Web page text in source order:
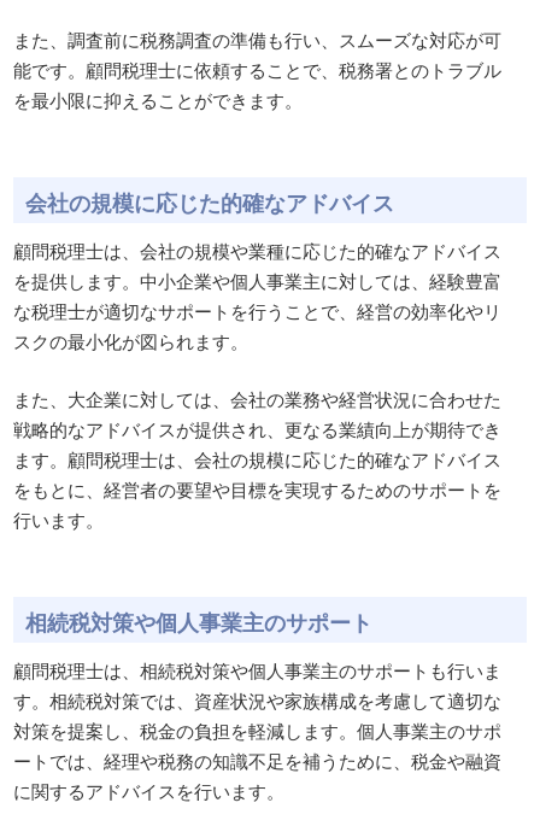
また、調査前に税務調査の準備も行い、スムーズな対応が可
能です。顧問税理士に依頼することで、税務署とのトラブル
を最小限に抑えることができます。
会社の規模に応じた的確なアドバイス
顧問税理士は、会社の規模や業種に応じた的確なアドバイス
を提供します。中小企業や個人事業主に対しては、経験豊富
な税理士が適切なサポートを行うことで、経営の効率化やリ
スクの最小化が図られます。
また、大企業に対しては、会社の業務や経営状況に合わせた
戦略的なアドバイスが提供され、更なる業績向上が期待でき
ます。顧問税理士は、会社の規模に応じた的確なアドバイス
をもとに、経営者の要望や目標を実現するためのサポートを
行います。
相続税対策や個人事業主のサポート
顧問税理士は、相続税対策や個人事業主のサポートも行いま
す。相続税対策では、資産状況や家族構成を考慮して適切な
対策を提案し、税金の負担を軽減します。個人事業主のサポ
ートでは、経理や税務の知識不足を補うために、税金や融資
に関するアドバイスを行います。